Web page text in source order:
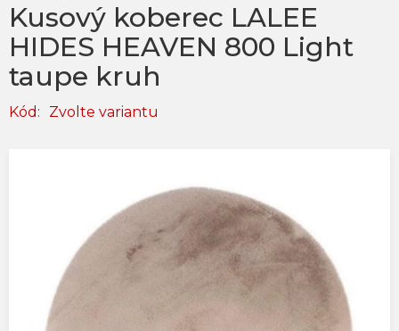
Kusový koberec LALEE
HIDES HEAVEN 800 Light
taupe kruh
Kód: Zvolte variantu